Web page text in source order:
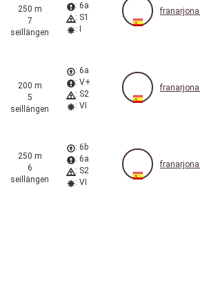
250 m
7
seillängen
: 6a
: S1
: I
200 m
5
seillängen
: 6a
: V+
: S2
: VI
250 m
6
seillängen
: 6b
: 6a
: S2
: VI